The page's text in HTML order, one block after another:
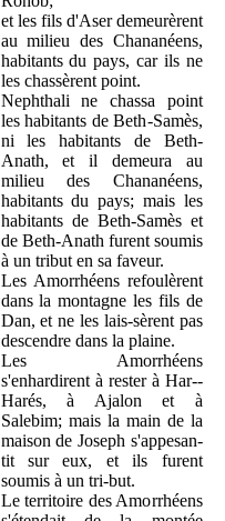
et les fils d'Aser demeurèrent
au milieu des Chananéens,
habitants du pays, car ils ne
les chassèrent point.
Nephthali ne chassa point
les habitants de Beth-Samès,
ni les habitants de Beth-
Anath, et il demeura au
milieu des Chananéens,
habitants du pays; mais les
habitants de Beth-Samès et
de Beth-Anath furent soumis
à un tribut en sa faveur.
Les Amorrhéens refoulèrent
dans la montagne les fils de
Dan, et ne les lais-sèrent pas
descendre dans la plaine.
Les Amorrhéens
s'enhardirent à rester à Har--
Harés, à Ajalon et à
Salebim; mais la main de la
maison de Joseph s'appesan-
tit sur eux, et ils furent
soumis à un tri-but.
Le territoire des Amorrhéens